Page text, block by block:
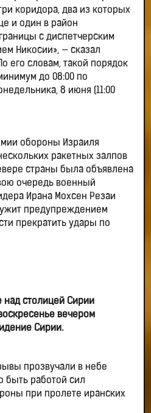
коридора, два из которых
и один в район
с диспетчерским
Никосии», — сказал
его словам, такой порядок
до 08:00 по
8 июня (11:00
обороны Израиля
ракетных залпов
страны была объявлена
очередь военный
Ирана Мохсен Резаи
предупреждением
прекратить удары по
столицей Сирии
вечером
Сирии.
прозвучали в небе
быть работой сил
при пролете иранских